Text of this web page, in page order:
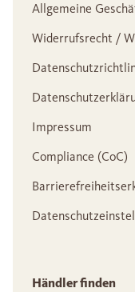
Allgemeine
Widerrufsrecht /
Impressum
Compliance (CoC)
Händler finden